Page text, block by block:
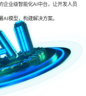
企业级智能化AI中台，让开发人员
模型，构建解决方案。